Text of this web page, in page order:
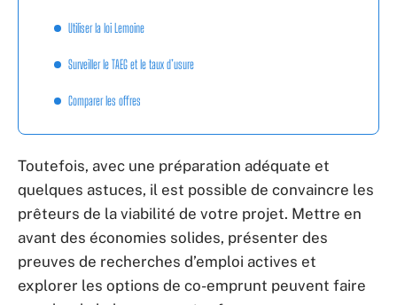
Utiliser la loi Lemoine
Surveiller le TAEG et le taux d’usure
Comparer les offres
Toutefois, avec une préparation adéquate et
quelques astuces, il est possible de convaincre les
prêteurs de la viabilité de votre projet. Mettre en
avant des économies solides, présenter des
preuves de recherches d’emploi actives et
explorer les options de co-emprunt peuvent faire